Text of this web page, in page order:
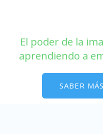
El poder de la
aprendiendo a
SABER MÁS